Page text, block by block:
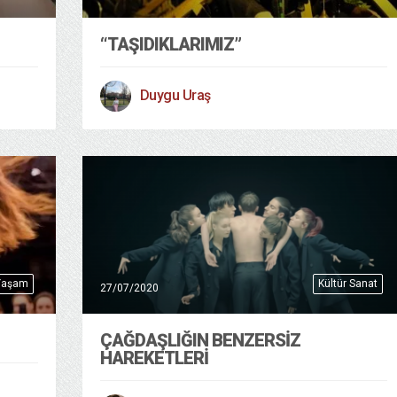
“TAŞIDIKLARIMIZ”
Duygu Uraş
Kültür Sanat
27/07/2020
ÇAĞDAŞLIĞIN BENZERSIZ
HAREKETLERI